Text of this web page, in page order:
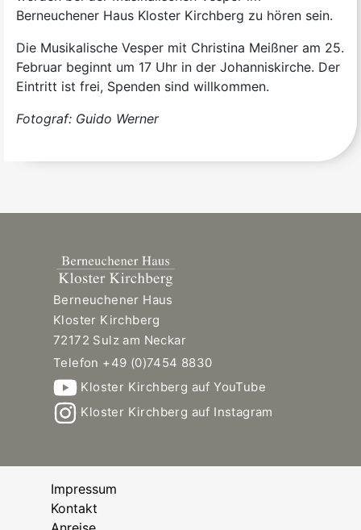
Berneuchener Haus Kloster Kirchberg zu hören sein.
Die Musikalische Vesper mit Christina Meißner am 25.
Februar beginnt um 17 Uhr in der Johanniskirche. Der
Eintritt ist frei, Spenden sind willkommen.
Fotograf: Guido Werner
Berneuchener Haus
Kloster Kirchberg
72172 Sulz am Neckar
Telefon +49 (0)7454 8830
Kloster Kirchberg auf YouTube
Kloster Kirchberg auf Instagram
Impressum
Kontakt